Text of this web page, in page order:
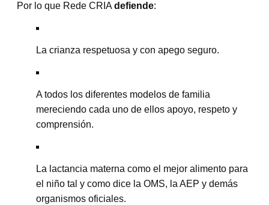
Por lo que Rede CRIAdefiende:
La crianza respetuosa y con apego seguro.
A todos los diferentes modelos de familia
mereciendo cada uno de ellos apoyo, respeto y
comprensión.
La lactancia materna como el mejor alimento para
el niño tal y como dice la OMS, la AEP y demás
organismos oficiales.